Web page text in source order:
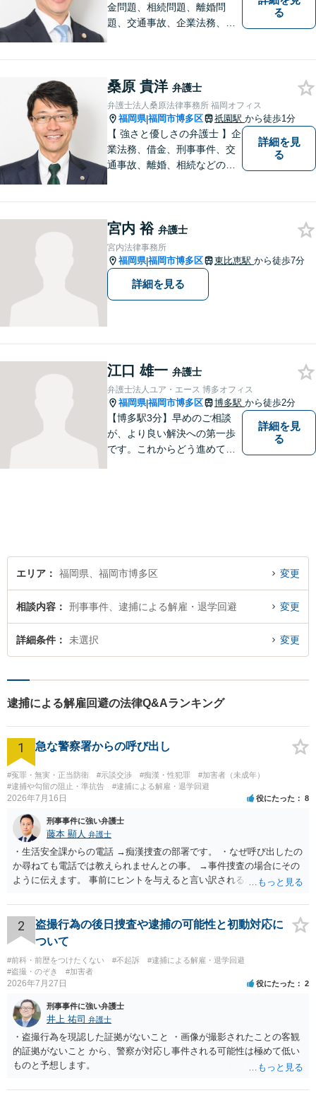
金問題、相続問題、離婚問
題、交通事故、企業法務、刑
よる迅速で最適なリーガルサ
ービスを提供いたします。
る
桑原 貴洋 弁護士
弁護士法人桑原法律事務所 福岡オフィス
福岡県|福岡市博多区 祇園駅 から徒歩1分
【 強さと優しさの弁護士 】企
業法務、借金、刑事事件、交
通事故、離婚、相続などのご
なリーガルサービスを提供い
たします。
詳細を見
る
宮内 裕 弁護士
宮内法律事務所
福岡県|福岡市博多区 東比恵駅 から徒歩7分
詳細を見る
江口 雄一 弁護士
弁護士法人ユア・エース 博多オフィス
福岡県|福岡市博多区 博多駅 から徒歩2分
【博多駅3分】早めのご相談
が、より良い解決への第一歩
です。これからどう進めてい
詳細を見
る
エリア 福岡県、福岡市博多区 変更
相談内容 刑事事件、逮捕による解雇・退学回避 変更
詳細条件 未選択 変更
逮捕による解雇回避の法律Q&Aランキング
1 急な警察署からの呼び出し
#冤罪・無実・正当防衛 #示談交渉 #痴漢・性犯罪
#加害者（未成年）
#逮捕や勾留の阻止・準抗告
#逮捕による解雇・退学回避
2026年7月16日 役にたった 8
刑事事件に強い弁護士
藤本 顯人 弁護士
・生活安全課からの電話 →痴漢捜査の部署です。 ・なぜ呼び出したの
か尋ねても電話では教えられませんとの事。 →事件捜査の場合にその
ように伝えます。 事前にヒントを与えると言い訳されるからです。 ・
たり →やはり痴漢として疑われているのでは。 そもそも痴漢をやって
ないのであれば、何も疑われる筋合いは無いわけですし狼狽える必要
はないですね。
2
盗撮行為の後日捜査や逮捕の可能性と初動対応に
ついて
#前科・前歴をつけたくない #不起訴
#逮捕による解雇・退学回避
#盗撮・のぞき
#加害者
2026年7月27日 役にたった 2
刑事事件に強い弁護士
井上 祐司 弁護士
・盗撮行為を現認した証拠がないこと ・画像が撮影されたことの客観
的証拠がないこと から、警察が対応し事件される可能性は極めて低い
ものと予想します。